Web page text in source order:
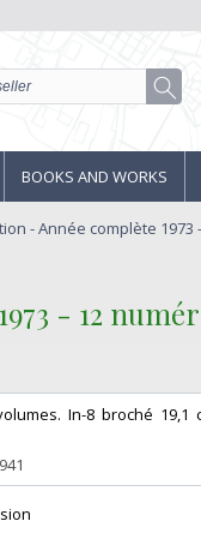
BOOKS AND WORKS
- Année complète 1973
- 12
In-8 broché